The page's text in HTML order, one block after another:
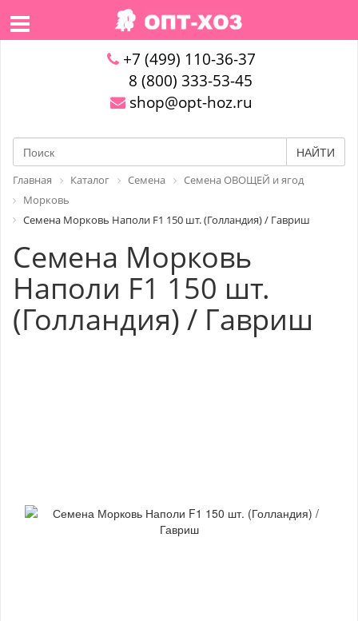
+7 (499) 110-36-37
8 (800) 333-53-45
shop@opt-hoz.ru
НАЙТИ
Главная Каталог Семена
Семена ОВОЩЕЙ и ягод
Морковь
Семена Морковь Наполи F1 150 шт. (Голландия) / Гавриш
Семена Морковь
Наполи F1 150 шт.
(Голландия) / Гавриш